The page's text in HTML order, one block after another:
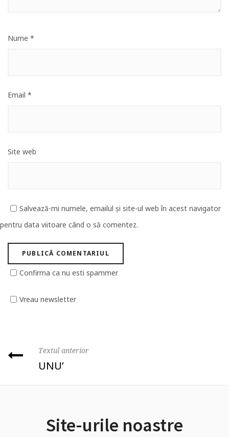
Nume *
Email *
Site web
Salvează-mi numele, emailul și site-ul web în acest navigator
pentru data viitoare când o să comentez.
Confirma ca nu esti spammer
Vreau newsletter
Textul anterior
UNU’
Site-urile noastre